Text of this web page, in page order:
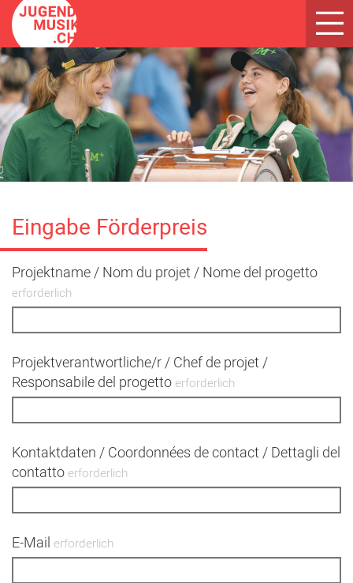
Eingabe Förderpreis
Projektname / Nom du projet / Nome del progetto
erforderlich
Projektverantwortliche/r / Chef de projet /
Responsabile del progetto erforderlich
Kontaktdaten / Coordonnées de contact / Dettagli del
contatto erforderlich
E-Mail erforderlich